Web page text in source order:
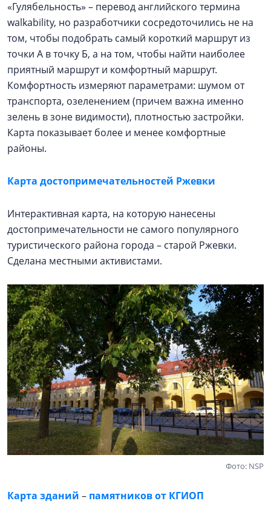
«Гулябельность» – перевод английского термина
walkability, но разработчики сосредоточились не на
том, чтобы подобрать самый короткий маршрут из
точки А в точку Б, а на том, чтобы найти наиболее
приятный маршрут и комфортный маршрут.
Комфортность измеряют параметрами: шумом от
транспорта, озеленением (причем важна именно
зелень в зоне видимости), плотностью застройки.
Карта показывает более и менее комфортные
районы.
Карта достопримечательностей Ржевки
Интерактивная карта, на которую нанесены
достопримечательности не самого популярного
туристического района города – старой Ржевки.
Сделана местными активистами.
Фото: NSP
Карта зданий – памятников от КГИОП